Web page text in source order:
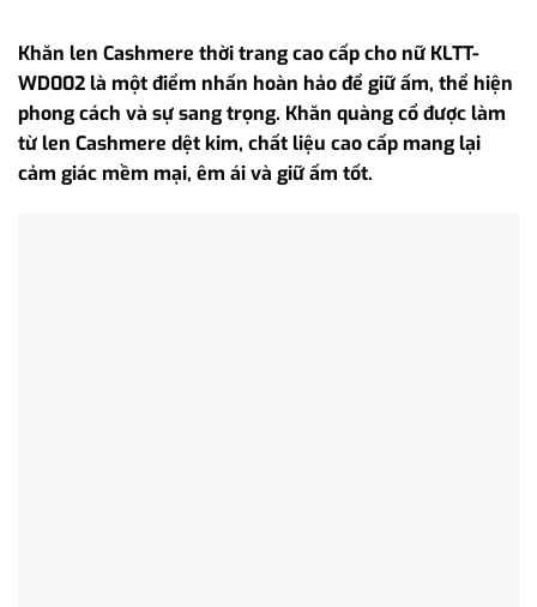
Khăn len Cashmere thời trang cao cấp cho nữ KLTT-
WD002 là một điểm nhấn hoàn hảo để giữ ấm, thể hiện
phong cách và sự sang trọng. Khăn quàng cổ được làm
từ len Cashmere dệt kim, chất liệu cao cấp mang lại
cảm giác mềm mại, êm ái và giữ ấm tốt.